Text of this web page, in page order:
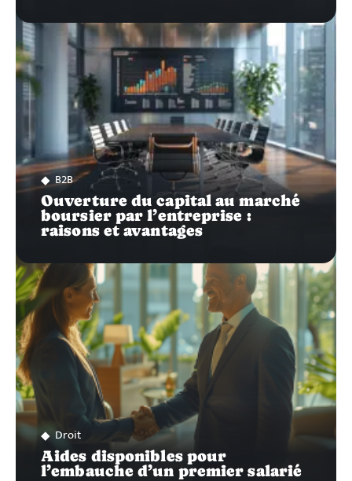
B2B
Ouverture du capital au marché
boursier par l’entreprise :
raisons et avantages
Droit
Aides disponibles pour
l’embauche d’un premier salarié